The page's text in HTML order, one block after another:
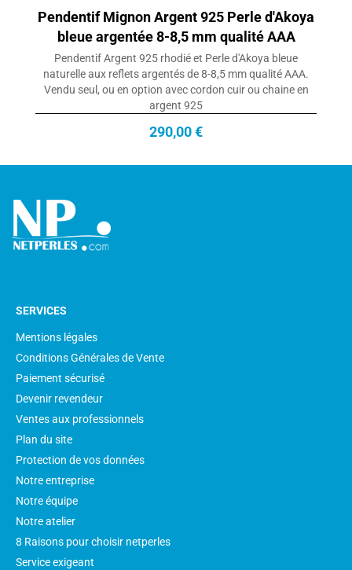
Pendentif Mignon Argent 925 Perle d'Akoya
bleue argentée 8-8,5 mm qualité AAA
Pendentif Argent 925 rhodié et Perle d'Akoya bleue
naturelle aux reflets argentés de 8-8,5 mm qualité AAA.
Vendu seul, ou en option avec cordon cuir ou chaine en
argent 925
290,00 €
SERVICES
Mentions légales
Conditions Générales de Vente
Paiement sécurisé
Devenir revendeur
Ventes aux professionnels
Plan du site
Protection de vos données
Notre entreprise
Notre équipe
Notre atelier
8 Raisons pour choisir netperles
Service exigeant